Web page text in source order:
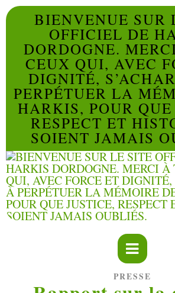
BIENVENUE SUR
OFFICIEL DE
DORDOGNE.
CEUX QUI, AVEC
DIGNITÉ,
PERPÉTUER LA
HARKIS, POUR
RESPECT ET
SOIENT JAMAIS
PRESSE